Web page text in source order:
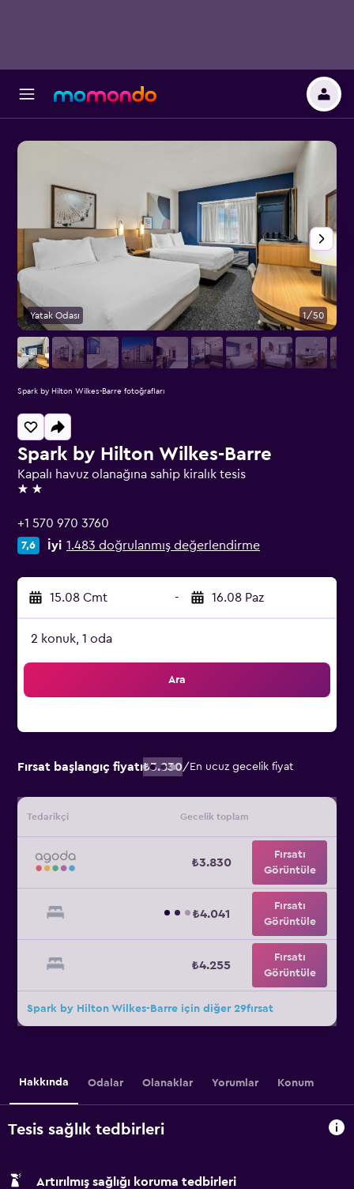
Spark by Hilton Wilkes-Barre
Kapalı havuz olanağına sahip kiralık tesis
2 yıldız
+1 570 970 3760
7,6 İyi 1.483 doğrulanmış değerlendirme
15.08 Cmt - 16.08 Paz
2 konuk, 1 oda
Ara
Fırsat başlangıç fiyatı₺3.830/ En ucuz gecelik fiyat
Tedarikçi Gecelik toplam
₺3.830
Fırsatı
Görüntüle
₺4.041
Fırsatı
Görüntüle
₺4.255
Fırsatı
Görüntüle
Spark by Hilton Wilkes-Barre için diğer 29fırsat
Yatak Odası 1/50
Spark by Hilton Wilkes-Barre fotoğrafları
Hakkında Odalar Olanaklar Yorumlar Konum
Tesis sağlık tedbirleri
Artırılmış sağlığı koruma tedbirleri